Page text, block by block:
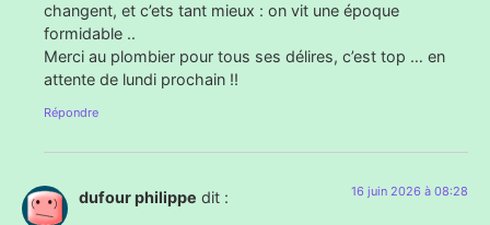
changent, et c’ets tant mieux : on vit une époque
formidable ..
Merci au plombier pour tous ses délires, c’est top … en
attente de lundi prochain !!
Répondre
dufour philippe dit : 16 juin 2026 à 08:28